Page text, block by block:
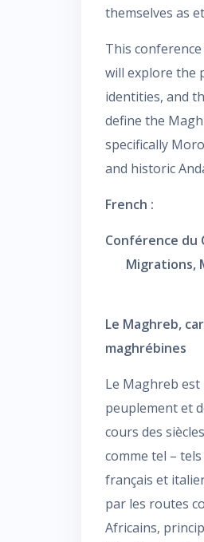
themselves as
This
will explore the
identities, and
define the
specifically
and historic
French :
Conférence du
Migrations,
Le Maghreb,
maghrébines
Le Maghreb
peuplement et
cours des
comme tel –
français et
par les routes
Africains,